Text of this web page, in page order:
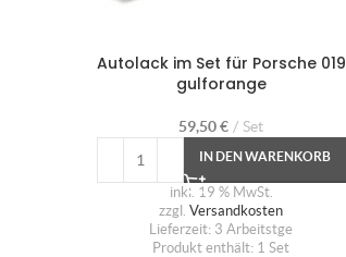
Autolack im Set für Porsche 019
gulforange
59,50€ Set
IN DEN WARENKORB
inkl. 19 % MwSt.
zzgl.Versandkosten
Lieferzeit: 3 Arbeitstge
Produkt enthält: 1Set